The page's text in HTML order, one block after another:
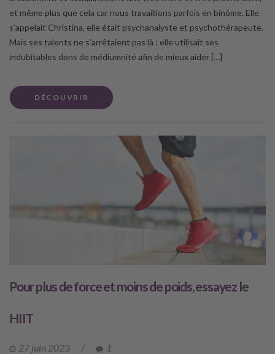
et même plus que cela car nous travaillions parfois en binôme. Elle
s’appelait Christina, elle était psychanalyste et psychothérapeute.
Mais ses talents ne s’arrêtaient pas là : elle utilisait ses
indubitables dons de médiumnité afin de mieux aider […]
DÉCOUVRIR
Pour plus de force et moins de poids, essayez le
HIIT
27 juin 2023 / 1